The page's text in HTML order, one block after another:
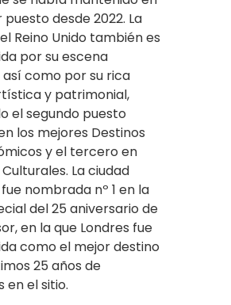
desde 2022. La
Reino Unido también es
por su escena
así como por su rica
y patrimonial,
el segundo puesto
los mejores Destinos
y el tercero en
La ciudad
nombrada nº 1 en la
del 25 aniversario de
en la que Londres fue
como el mejor destino
25 años de
en el sitio.